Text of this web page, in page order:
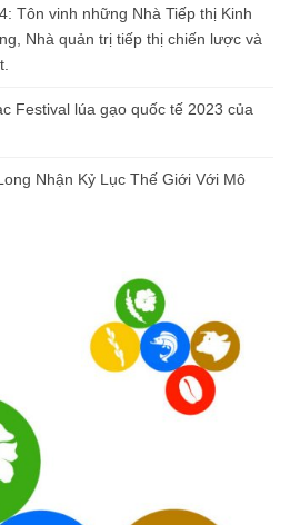
Tôn vinh những Nhà Tiếp thị Kinh
Nhà quản trị tiếp thị chiến lược và
Festival lúa gạo quốc tế 2023 của
Nhận Kỷ Lục Thế Giới Với Mô